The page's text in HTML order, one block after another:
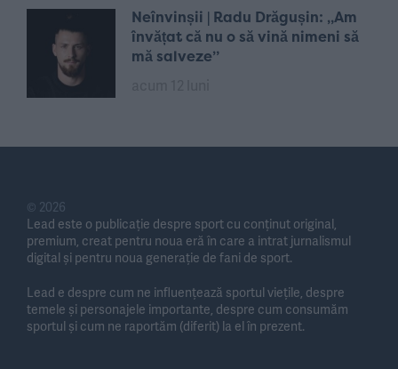
Neînvinșii | Radu Drăgușin: „Am
învățat că nu o să vină nimeni să
mă salveze”
© 2026
Lead este o publicație despre sport cu conținut original,
premium, creat pentru noua eră în care a intrat jurnalismul
digital și pentru noua generație de fani de sport.
Lead e despre cum ne influențează sportul viețile, despre
temele și personajele importante, despre cum consumăm
sportul și cum ne raportăm (diferit) la el în prezent.